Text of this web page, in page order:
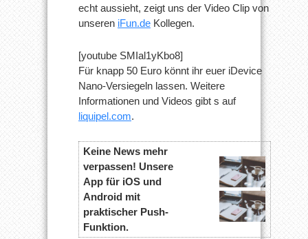
echt aussieht, zeigt uns der Video Clip von
unseren iFun.de Kollegen.
[youtube SMIal1yKbo8]
Für knapp 50 Euro könnt ihr euer iDevice
Nano-Versiegeln lassen. Weitere
Informationen und Videos gibt s auf
liquipel.com.
Keine News mehr
verpassen! Unsere
App für iOS und
Android mit
praktischer Push-
Funktion.